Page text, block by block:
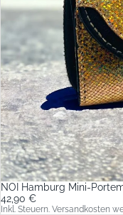
NOI Hamburg Mini-
42,90 €
Inkl. Steuern. Versandkosten